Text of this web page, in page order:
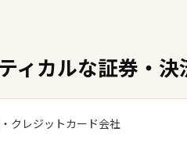
ィカルな証券・
クレジットカード会社